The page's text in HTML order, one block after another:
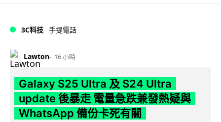
3C科技 手提電話
Lawton 16 小時
Galaxy S25 Ultra 及 S24 Ultra
update 後暴走 電量急跌兼發熱疑與
WhatsApp 備份卡死有關